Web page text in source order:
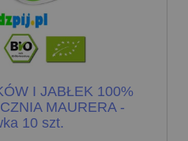
I JABŁEK 100%
MAURERA -
10 szt.